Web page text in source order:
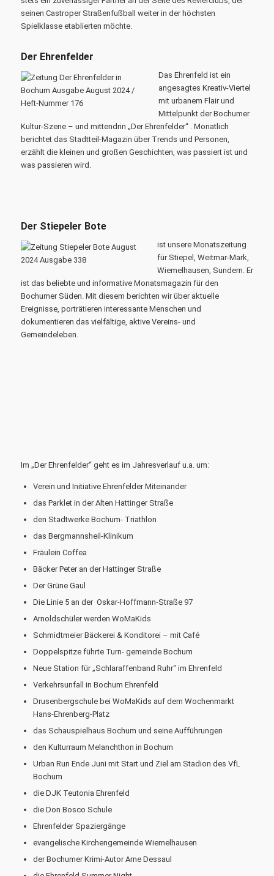
seinen Castroper Straßenfußball weiter in der höchsten
Spielklasse etablierten möchte.
Der Ehrenfelder
Das Ehrenfeld ist ein
angesagtes Kreativ-Viertel
mit urbanem Flair und
Mittelpunkt der Bochumer
Kultur-Szene – und mittendrin „Der Ehrenfelder“ . Monatlich
berichtet das Stadtteil-Magazin über Trends und Personen,
erzählt die kleinen und großen Geschichten, was passiert ist und
was passieren wird.
Der Stiepeler Bote
ist unsere Monatszeitung
für Stiepel, Weitmar-Mark,
Wiemelhausen, Sundern. Er
ist das beliebte und informative Monatsmagazin für den
Bochumer Süden. Mit diesem berichten wir über aktuelle
Ereignisse, porträtieren interessante Menschen und
dokumentieren das vielfältige, aktive Vereins- und
Gemeindeleben.
Im „Der Ehrenfelder“ geht es im Jahresverlauf u.a. um:
Verein und Initiative Ehrenfelder Miteinander
das Parklet in der Alten Hattinger Straße
den Stadtwerke Bochum- Triathlon
das Bergmannsheil-Klinikum
Fräulein Coffea
Bäcker Peter an der Hattinger Straße
Der Grüne Gaul
Die Linie 5 an der Oskar-Hoffmann-Straße 97
Arnoldschüler werden WoMaKids
Schmidtmeier Bäckerei & Konditorei – mit Café
Doppelspitze führte Turn- gemeinde Bochum
Neue Station für „Schlaraffenband Ruhr“ im Ehrenfeld
Verkehrsunfall in Bochum Ehrenfeld
Drusenbergschule bei WoMaKids auf dem Wochenmarkt
Hans-Ehrenberg-Platz
das Schauspielhaus Bochum und seine Aufführungen
den Kulturraum Melanchthon in Bochum
Urban Run Ende Juni mit Start und Ziel am Stadion des VfL
Bochum
die DJK Teutonia Ehrenfeld
die Don Bosco Schule
Ehrenfelder Spaziergänge
evangelische Kirchengemeinde Wiemelhausen
der Bochumer Krimi-Autor Arne Dessaul